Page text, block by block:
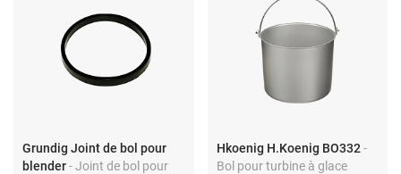
Grundig Joint de bol pour
blender- Joint de bol pour
Hkoenig H.Koenig BO332 -
Bol pour turbine à glace